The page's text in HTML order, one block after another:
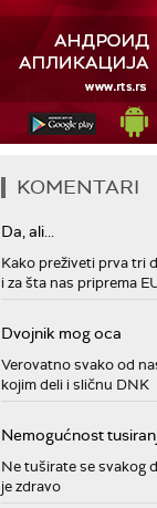
KOMENTARI
Da, ali...
Kako preživeti prva tri
i za šta nas priprema
Dvojnik mog oca
Verovatno svako od
kojim deli i sličnu DNK
Nemogućnost
Ne tuširate se svakog
je zdravo